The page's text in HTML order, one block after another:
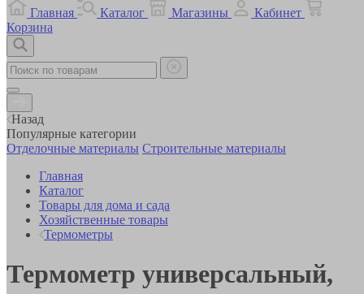
Главная
Каталог Магазины
Кабинет
Корзина
Назад
Популярные категории
Отделочные материалы Строительные материалы
Главная
Каталог
Товары для дома и сада
Хозяйственные товары
Термометры
Термометр универсальный,